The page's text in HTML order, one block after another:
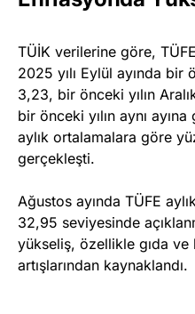
TÜİK verilerine göre,
2025 yılı Eylül ayında
3,23, bir önceki yılın
bir önceki yılın aynı
aylık ortalamalara göre
gerçekleşti.
Ağustos ayında TÜFE
32,95 seviyesinde
yükseliş, özellikle gıda
artışlarından kaynaklandı.